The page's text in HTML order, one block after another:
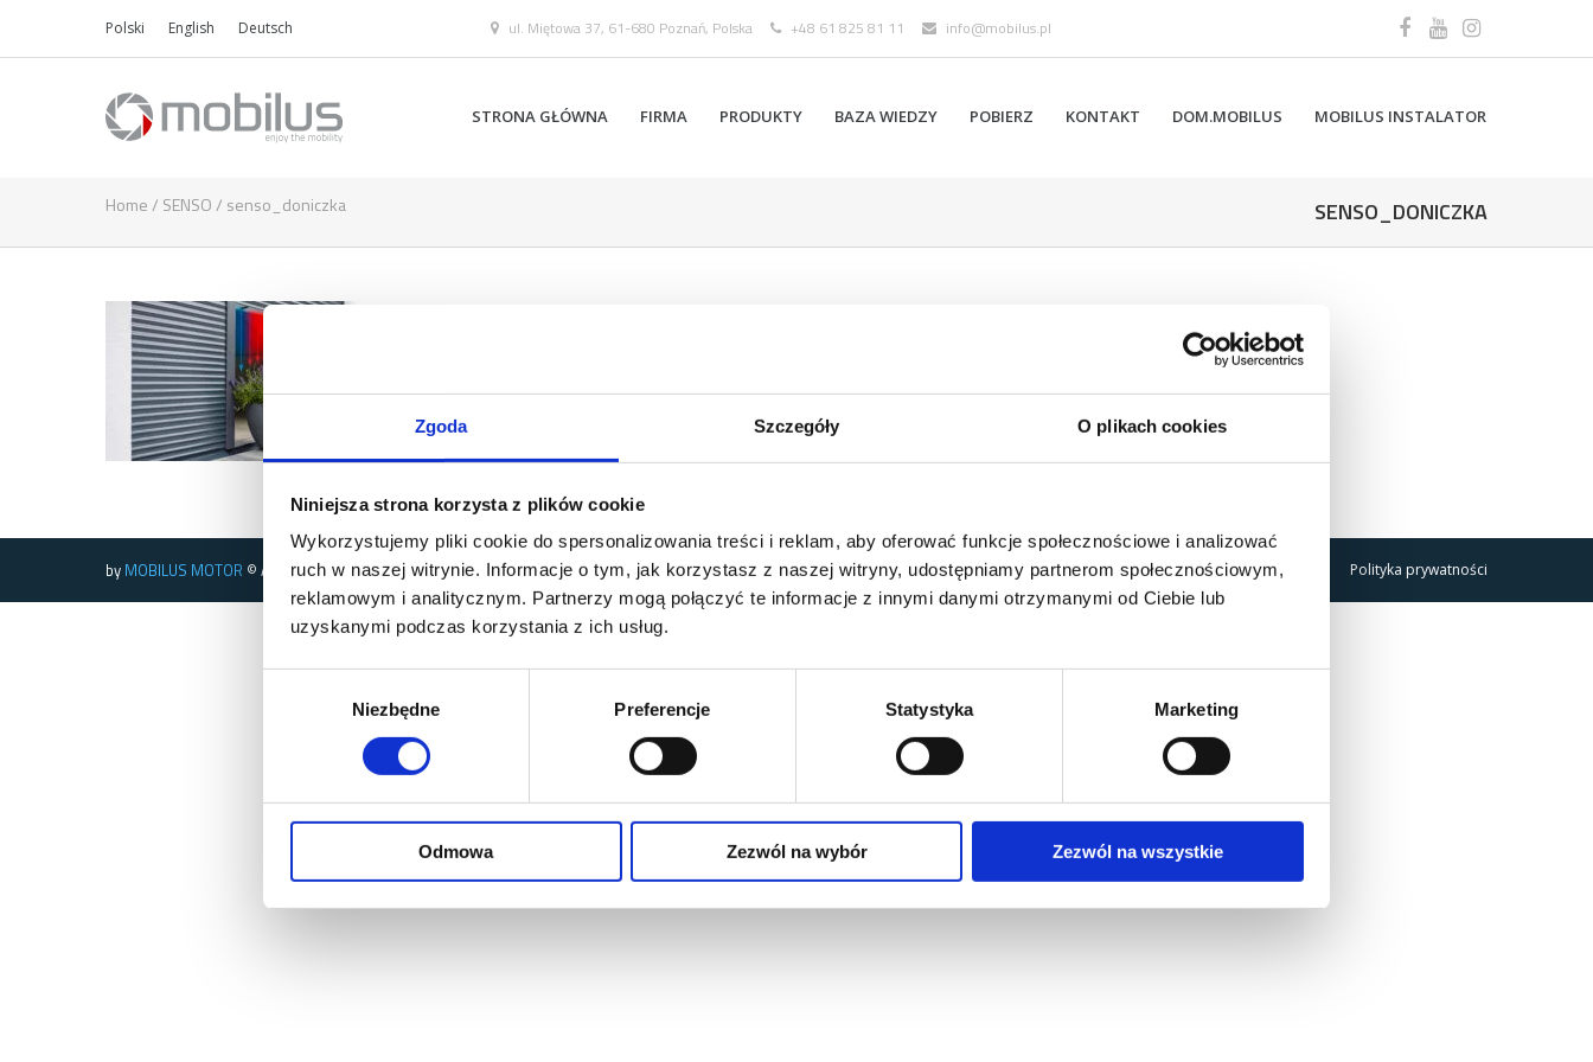
Zgoda Szczegóły O plikach cookies
Niniejsza strona korzysta z plików cookie
Wykorzystujemy pliki cookie do spersonalizowania treści i reklam, aby oferować funkcje społecznościowe i analizować
ruch w naszej witrynie. Informacje o tym, jak korzystasz z naszej witryny, udostępniamy partnerom społecznościowym,
reklamowym i analitycznym. Partnerzy mogą połączyć te informacje z innymi danymi otrzymanymi od Ciebie lub
uzyskanymi podczas korzystania z ich usług.
Niezbędne Preferencje Statystyka Marketing
Odmowa Zezwól na wybór Zezwól na wszystkie
Polski English Deutsch ul. Miętowa 37, 61-680 Poznań, Polska +48 61 825 81 11 info@mobilus.pl
STRONA GŁÓWNA FIRMA PRODUKTY BAZA WIEDZY POBIERZ KONTAKT DOM.MOBILUS MOBILUS INSTALATOR
SENSO_DONICZKA
Home/ SENSO/ senso_doniczka
by MOBILUS MOTOR © All rights reserved Polityka prywatności